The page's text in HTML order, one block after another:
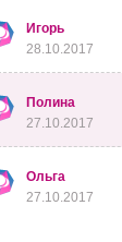
Игорь
28.10.2017
Полина
27.10.2017
Ольга
27.10.2017